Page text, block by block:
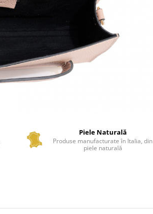
Piele Naturală
Produse manufacturate în Italia, din
piele naturală